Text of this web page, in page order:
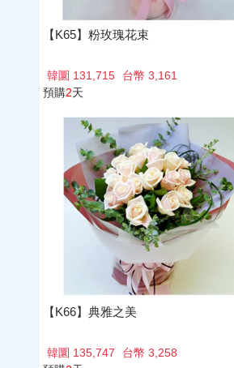
【K65】粉玫瑰花束
韓圜 131,715
台幣 3,161
預購2天
【K66】典雅之美
韓圜 135,747
台幣 3,258